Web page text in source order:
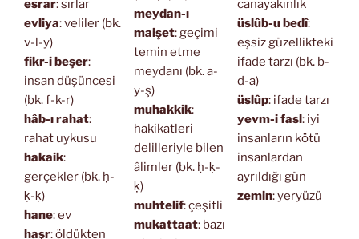
esrar: sırlar
evliya: veliler (bk.
v-l-y)
fikr-i beşer:
insan düşüncesi
(bk. f-k-r)
hâb-ı rahat:
rahat uykusu
hakaik:
gerçekler (bk. ḥ-
ḳ-ḳ)
hane: ev
haşr: öldükten
meydan-ı
maişet: geçimi
temin etme
meydanı (bk. a-
y-ş)
muhakkik:
hakikatleri
delilleriyle bilen
âlimler (bk. ḥ-ḳ-
ḳ)
muhtelif: çeşitli
mukattaat: bazı
canayakınlık
üslûb-u bedî:
eşsiz güzellikteki
ifade tarzı (bk. b-
d-a)
üslûp: ifade tarzı
yevm-i fasl: iyi
insanların kötü
insanlardan
ayrıldığı gün
zemin: yeryüzü